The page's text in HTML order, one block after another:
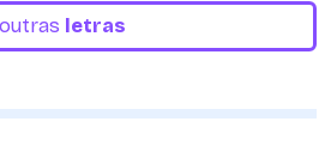
outras letras